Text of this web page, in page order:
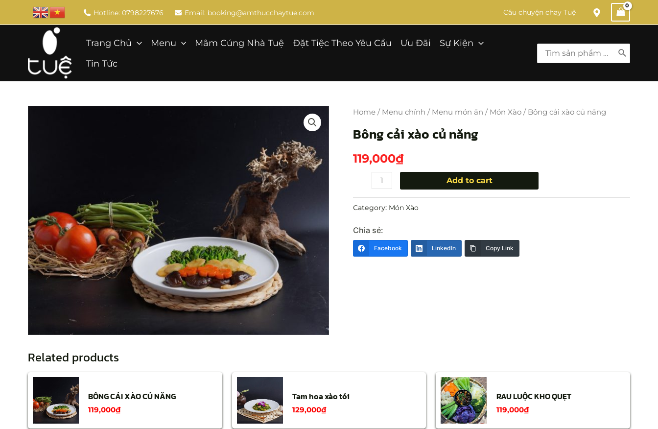
Hotline: 0798227676 Email: booking@amthucchaytue.com Câu chuyện chay Tuệ
Trang Chủ Menu Mâm Cúng Nhà Tuệ Đặt Tiệc Theo Yêu Cầu Ưu Đãi
Sự Kiện
Tin Tức
Search
for:
Home / Menu chính / Menu món ăn / Món Xào / Bông cải xào củ năng
Bông cải xào củ năng
119,000₫
xào
củ
quantity
Add to cart
Category: Món Xào
Chia sẻ:
Facebook LinkedIn Copy Link
Related products
BÔNG CẢI XÀO CỦ NĂNG
119,000₫
Tam hoa xào tỏi
129,000₫
RAU LUỘC KHO QUẸT
119,000₫